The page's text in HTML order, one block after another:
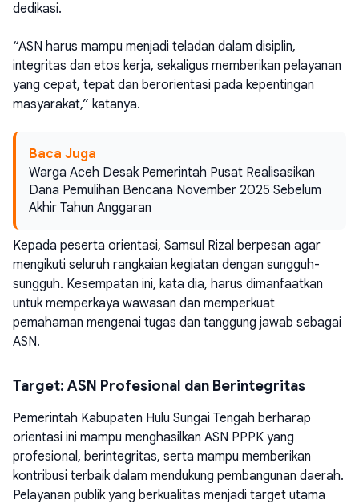
dedikasi.
“ASN harus mampu menjadi teladan dalam disiplin,
integritas dan etos kerja, sekaligus memberikan pelayanan
yang cepat, tepat dan berorientasi pada kepentingan
masyarakat,” katanya.
Baca Juga
Warga Aceh Desak Pemerintah Pusat Realisasikan
Dana Pemulihan Bencana November 2025 Sebelum
Akhir Tahun Anggaran
Kepada peserta orientasi, Samsul Rizal berpesan agar
mengikuti seluruh rangkaian kegiatan dengan sungguh-
sungguh. Kesempatan ini, kata dia, harus dimanfaatkan
untuk memperkaya wawasan dan memperkuat
pemahaman mengenai tugas dan tanggung jawab sebagai
ASN.
Target: ASN Profesional dan Berintegritas
Pemerintah Kabupaten Hulu Sungai Tengah berharap
orientasi ini mampu menghasilkan ASN PPPK yang
profesional, berintegritas, serta mampu memberikan
kontribusi terbaik dalam mendukung pembangunan daerah.
Pelayanan publik yang berkualitas menjadi target utama